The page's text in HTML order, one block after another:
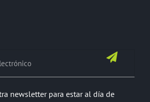
newsletter para estar al día de